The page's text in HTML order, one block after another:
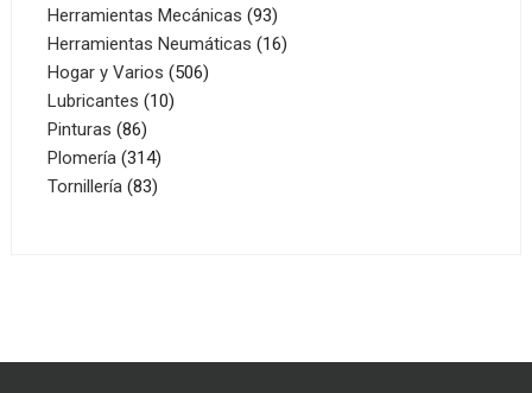
productos
Herramientas Mecánicas 9393
productos
Herramientas Neumáticas 1616
Hogar y Varios 506506
Lubricantes 1010
Pinturas 8686
productos
Plomería 314314
productos
Tornillería 8383